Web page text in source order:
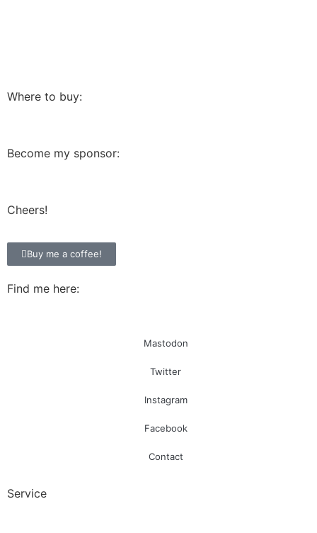
Where to buy:
Become my sponsor:
Cheers!
Buy me a coffee!
Find me here:
Mastodon
Twitter
Instagram
Facebook
Contact
Service